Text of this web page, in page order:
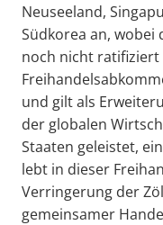
Neuseeland,
Südkorea an, wobei
noch nicht ratifiziert
und gilt als
der globalen
Staaten geleistet,
lebt in dieser
Verringerung der
gemeinsamer